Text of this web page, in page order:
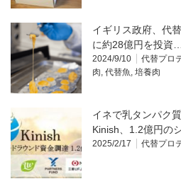
イギリス政府、代
に約28億円を投資…
2024/9/10 代替プロ
肉 代替魚 培養肉
イネで乳タンパク
Kinish、1.2億円の
2025/2/17 代替プロ